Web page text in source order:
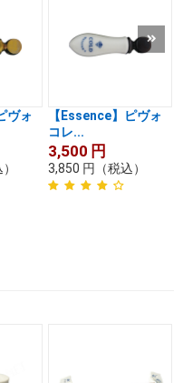
ヴォ
【Essence】ピヴォ
コレ...
3,500 円
3,850 円 （税込）